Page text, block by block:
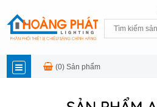
(0)Sản phẩm